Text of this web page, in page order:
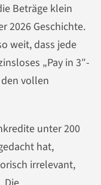
Beträge klein
2026 Geschichte.
weit, dass jede
„Pay in 3″-
vollen
unter 200
hat,
irrelevant,